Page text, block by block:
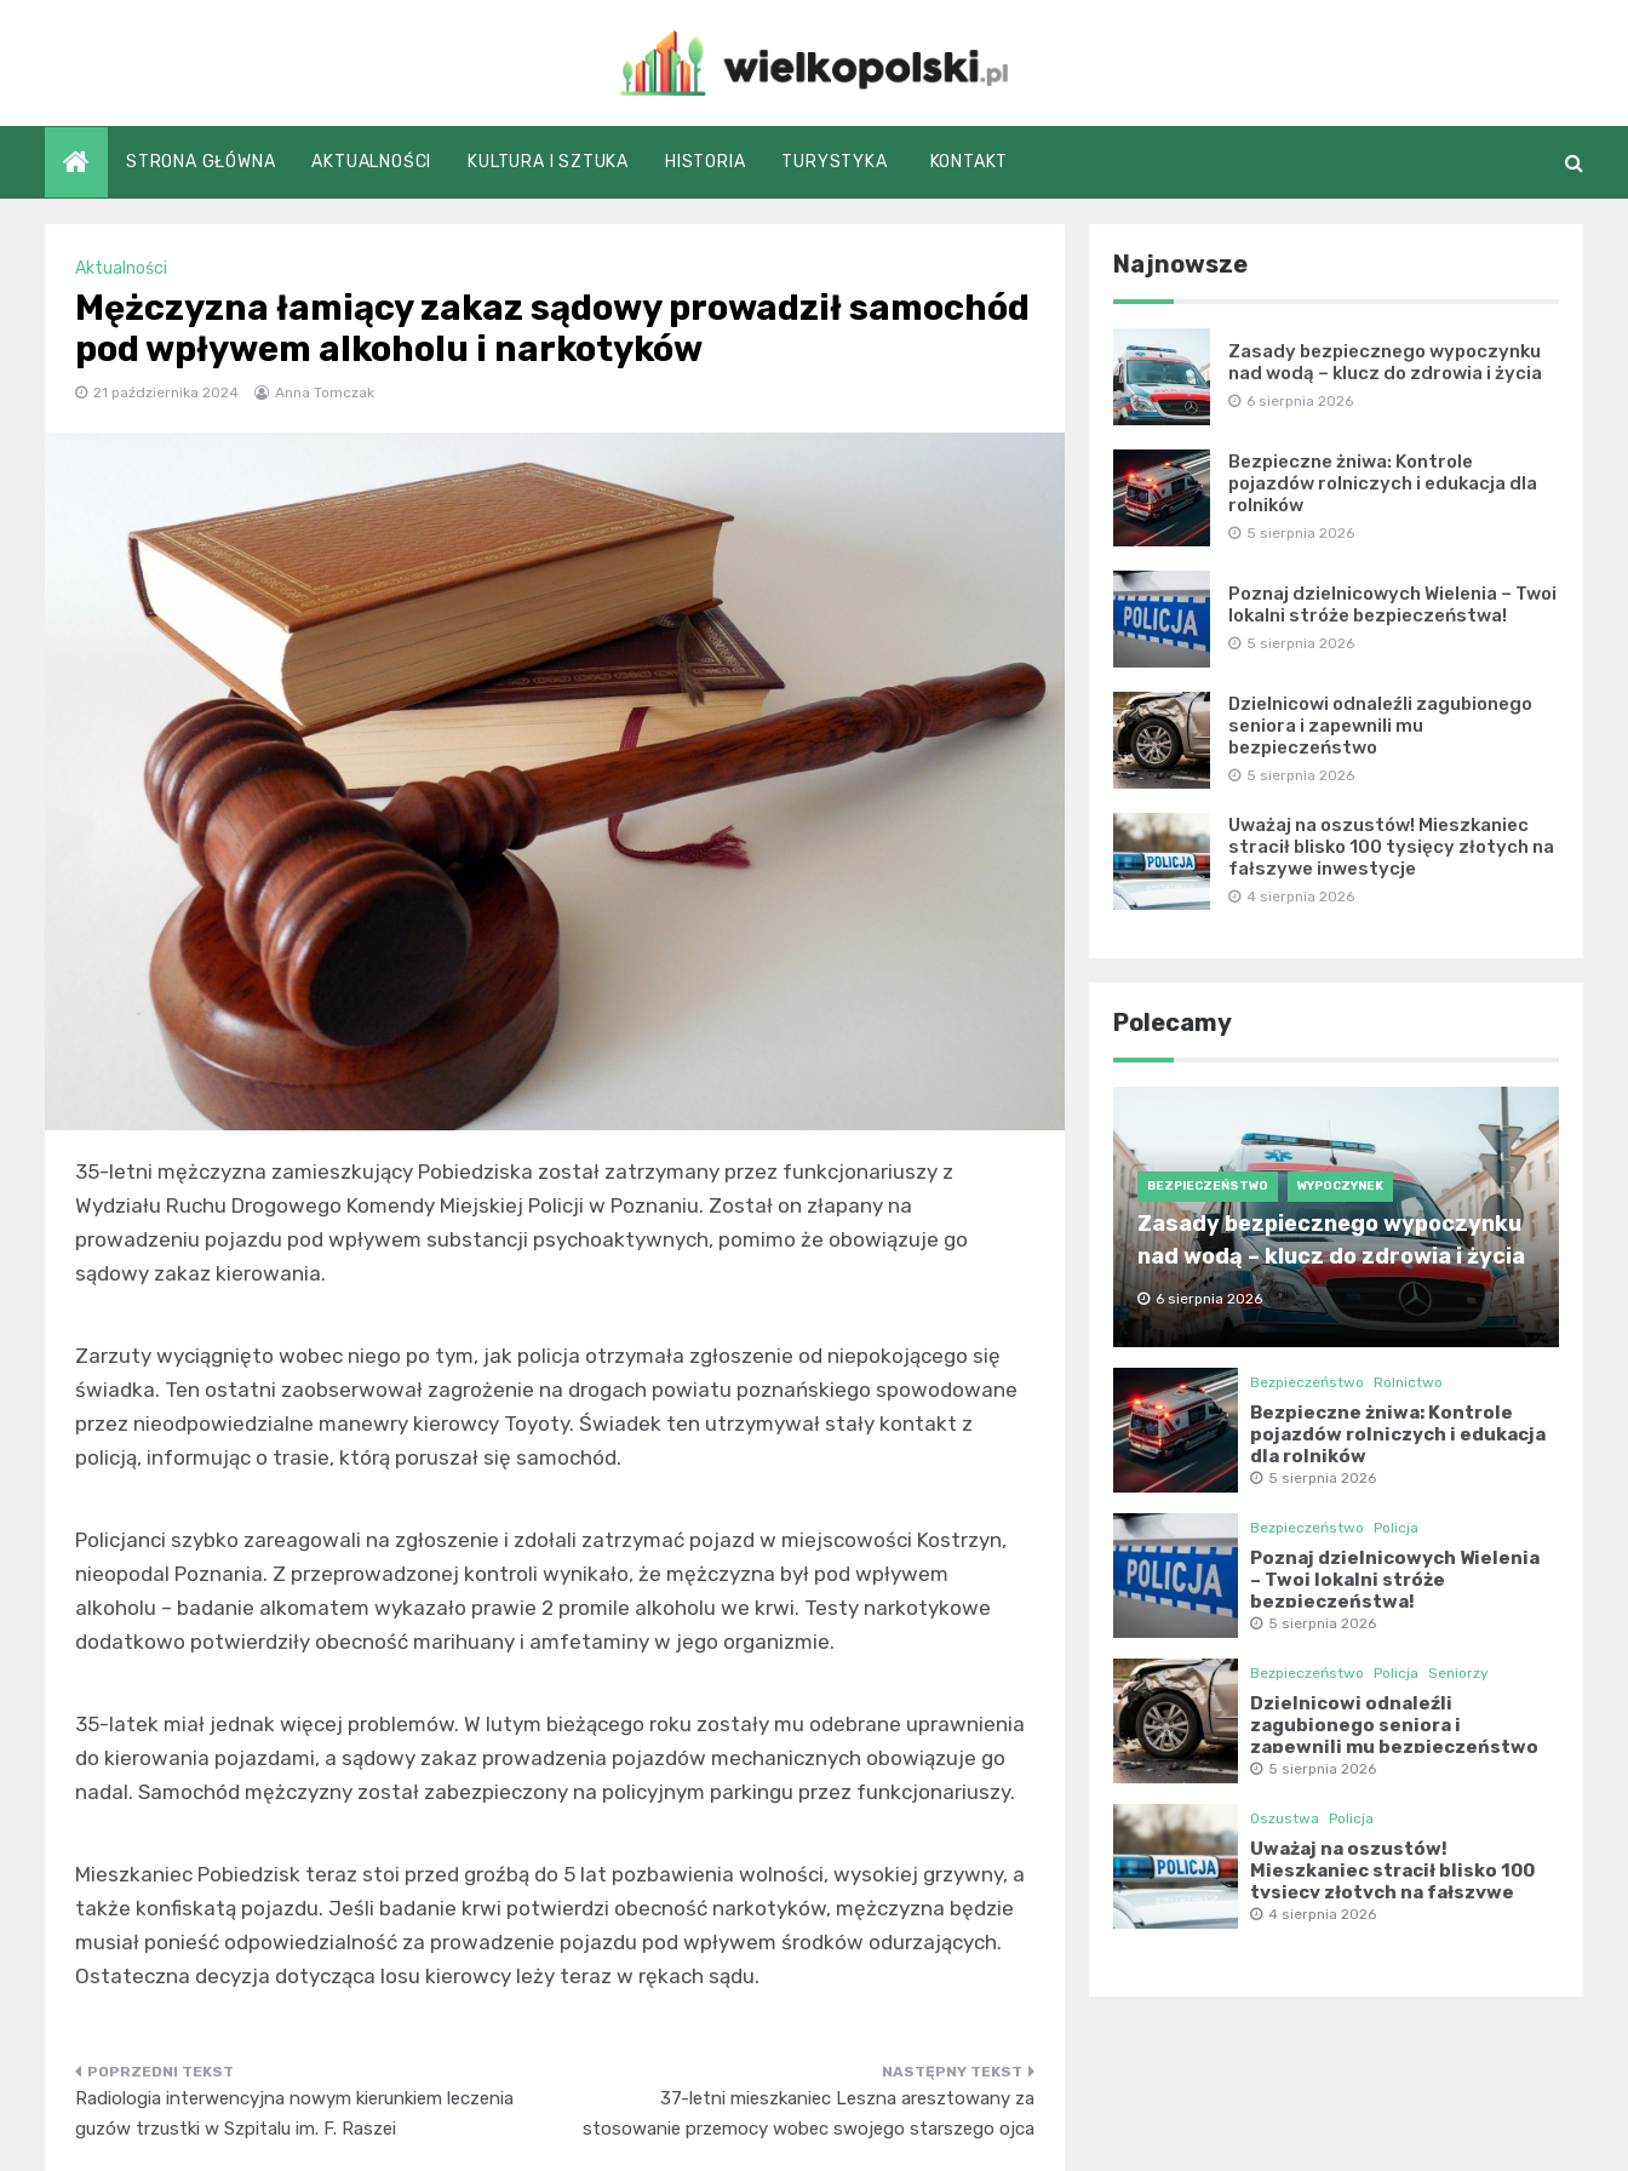
wielkopolski.pl
STRONA GŁÓWNA AKTUALNOŚCI KULTURA I SZTUKA HISTORIA TURYSTYKA KONTAKT
Aktualności
Mężczyzna łamiący zakaz sądowy prowadził samochód
pod wpływem alkoholu i narkotyków
21 października 2024 Anna Tomczak
35-letni mężczyzna zamieszkujący Pobiedziska został zatrzymany przez funkcjonariuszy z
Wydziału Ruchu Drogowego Komendy Miejskiej Policji w Poznaniu. Został on złapany na
prowadzeniu pojazdu pod wpływem substancji psychoaktywnych, pomimo że obowiązuje go
sądowy zakaz kierowania.
Zarzuty wyciągnięto wobec niego po tym, jak policja otrzymała zgłoszenie od niepokojącego się
świadka. Ten ostatni zaobserwował zagrożenie na drogach powiatu poznańskiego spowodowane
przez nieodpowiedzialne manewry kierowcy Toyoty. Świadek ten utrzymywał stały kontakt z
policją, informując o trasie, którą poruszał się samochód.
Policjanci szybko zareagowali na zgłoszenie i zdołali zatrzymać pojazd w miejscowości Kostrzyn,
nieopodal Poznania. Z przeprowadzonej kontroli wynikało, że mężczyzna był pod wpływem
alkoholu – badanie alkomatem wykazało prawie 2 promile alkoholu we krwi. Testy narkotykowe
dodatkowo potwierdziły obecność marihuany i amfetaminy w jego organizmie.
35-latek miał jednak więcej problemów. W lutym bieżącego roku zostały mu odebrane uprawnienia
do kierowania pojazdami, a sądowy zakaz prowadzenia pojazdów mechanicznych obowiązuje go
nadal. Samochód mężczyzny został zabezpieczony na policyjnym parkingu przez funkcjonariuszy.
Mieszkaniec Pobiedzisk teraz stoi przed groźbą do 5 lat pozbawienia wolności, wysokiej grzywny, a
także konfiskatą pojazdu. Jeśli badanie krwi potwierdzi obecność narkotyków, mężczyzna będzie
musiał ponieść odpowiedzialność za prowadzenie pojazdu pod wpływem środków odurzających.
Ostateczna decyzja dotycząca losu kierowcy leży teraz w rękach sądu.
Nawigacja
wpisu
Radiologia interwencyjna nowym kierunkiem leczenia
guzów trzustki w Szpitalu im. F. Raszei
37-letni mieszkaniec Leszna aresztowany za
stosowanie przemocy wobec swojego starszego ojca
Najnowsze
Zasady bezpiecznego wypoczynku
nad wodą – klucz do zdrowia i życia
6 sierpnia 2026
Bezpieczne żniwa: Kontrole
pojazdów rolniczych i edukacja dla
rolników
5 sierpnia 2026
Poznaj dzielnicowych Wielenia – Twoi
lokalni stróże bezpieczeństwa!
5 sierpnia 2026
Dzielnicowi odnaleźli zagubionego
seniora i zapewnili mu
bezpieczeństwo
5 sierpnia 2026
Uważaj na oszustów! Mieszkaniec
stracił blisko 100 tysięcy złotych na
fałszywe inwestycje
4 sierpnia 2026
Polecamy
BEZPIECZEŃSTWO WYPOCZYNEK
Zasady bezpiecznego wypoczynku
nad wodą – klucz do zdrowia i życia
6 sierpnia 2026
Bezpieczeństwo Rolnictwo
Bezpieczne żniwa: Kontrole
pojazdów rolniczych i edukacja
dla rolników
5 sierpnia 2026
Bezpieczeństwo Policja
Poznaj dzielnicowych Wielenia
– Twoi lokalni stróże
bezpieczeństwa!
5 sierpnia 2026
Bezpieczeństwo Policja Seniorzy
Dzielnicowi odnaleźli
zagubionego seniora i
zapewnili mu bezpieczeństwo
5 sierpnia 2026
Oszustwa Policja
Uważaj na oszustów!
Mieszkaniec stracił blisko 100
tysięcy złotych na fałszywe
inwestycje
4 sierpnia 2026